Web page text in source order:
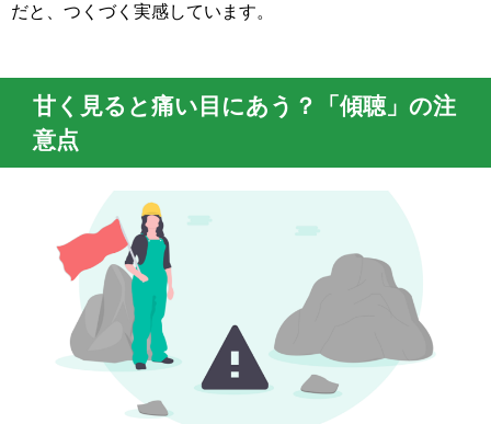
だと、つくづく実感しています。
甘く見ると痛い目にあう？「傾聴」の注
意点